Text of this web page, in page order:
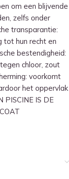
om een ​​blijvende
zelfs onder
transparantie:
tot hun recht en
bestendigheid:
chloor, zout
voorkomt
het oppervlak
PISCINE IS DE